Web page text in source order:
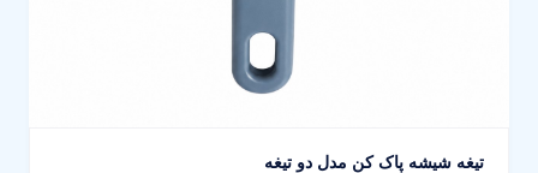
تیغه شیشه پاک کن مدل دو تیغه